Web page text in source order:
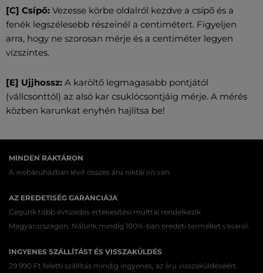
[C] Csípő: Vezesse körbe oldalról kezdve a csípő és a
fenék legszélesebb részeinél a centimétert. Figyeljen
arra, hogy ne szorosan mérje és a centiméter legyen
vízszintes.
[E] Ujjhossz: A karöltő legmagasabb pontjától
(vállcsonttól) az alsó kar csuklócsontjáig mérje. A mérés
közben karunkat enyhén hajlítsa be!
MINDEN RAKTÁRON
A webáruházban lévő összes áru raktáron van.
AZ EREDETISÉG GARANCIÁJA
Cégünk több évtizedes értékesítési múlttal rendelkezik
Magyarországon. Nálunk mindig 100%-ban eredeti terméket vásárol.
INGYENES SZÁLLÍTÁST ÉS VISSZAKÜLDÉS
29 990 Ft feletti szállítás mindig ingyenes, az áru visszaküldéséért